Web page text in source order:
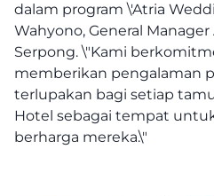
dalam program \'Atria
Wahyono, General
Serpong. \"Kami
memberikan pengalaman
terlupakan bagi setiap
Hotel sebagai tempat
berharga mereka.\"